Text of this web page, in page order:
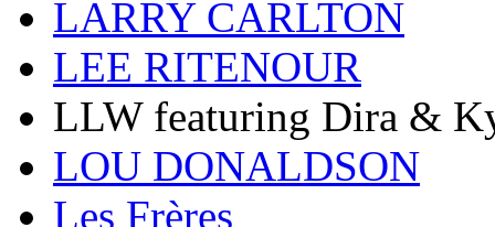
LARRY CARLTON
LEE RITENOUR
LLW featuring Dira &
LOU DONALDSON
Les Frères